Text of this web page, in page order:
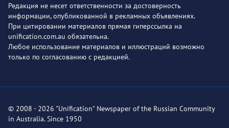
Редакция не несет ответственности за достоверность
информации, опубликованной в рекламных объявлениях.
При цитировании материалов прямая гиперссылка на
unification.com.au обязательна.
Любое использование материалов и иллюстраций возможно
только по согласованию с редакцией.
© 2008 - 2026 "Unification" Newspaper of the Russian Community
in Australia. Since 1950